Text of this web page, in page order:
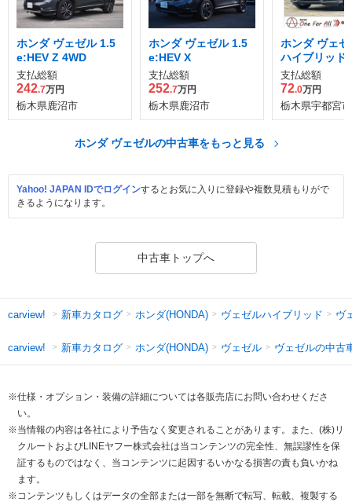
ホンダ ヴェゼル 1.5
e:HEV Z 4WD
支払総額
242.7万円
栃木県鹿沼市
ホンダ ヴェゼル 1.5
e:HEV X
支払総額
252.7万円
栃木県鹿沼市
ホンダ ヴェ
ハイブリッド
支払総額
72.0万円
栃木県宇都宮市
ホンダ ヴェゼルの中古車をもっと見る
Yahoo! JAPAN IDでログインするとお気に入りに登録や複数見積もりがで
きるようになります。
中古車トップへ
carview! 新車カタログ ホンダ(HONDA) ヴェゼルハイブリッド ヴ
carview! 新車カタログ ホンダ(HONDA) ヴェゼル ヴェゼルの中古
※仕様・オプション・装備の詳細については各販売店にお問い合わせくださ
い。
※当情報の内容は各社により予告なく変更されることがあります。また、(株)リ
クルートおよびLINEヤフー株式会社は当コンテンツの完全性、無誤謬性を保
証するものではなく、当コンテンツに起因するいかなる損害の責も負いかね
ます。
※コンテンツもしくはデータの全部または一部を無断で転写、転載、複製する